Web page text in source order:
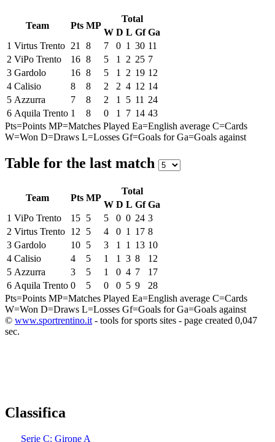
Team Pts MP
Total
W D L Gf Ga
1 Virtus Trento 21 8 7 0 1 30 11
2 ViPo Trento 16 8 5 1 2 25 7
3 Gardolo 16 8 5 1 2 19 12
4 Calisio 8 8 2 2 4 12 14
5 Azzurra 7 8 2 1 5 11 24
6 Aquila Trento 1 8 0 1 7 14 43
Pts=Points MP=Matches Played Ea=English average C=Cards
W=Won D=Draws L=Losses Gf=Goals for Ga=Goals against
Table for the last match
Team Pts MP
Total
W D L Gf Ga
1 ViPo Trento 15 5 5 0 0 24 3
2 Virtus Trento 12 5 4 0 1 17 8
3 Gardolo 10 5 3 1 1 13 10
4 Calisio 4 5 1 1 3 8
12
5 Azzurra 3 5 1 0 4 7
17
6 Aquila Trento 0 5 0 0 5 9
28
Pts=Points MP=Matches Played Ea=English average C=Cards
W=Won D=Draws L=Losses Gf=Goals for Ga=Goals against
© www.sportrentino.it - tools for sports sites - page created 0,047
sec.
Classifica
Serie C: Girone A